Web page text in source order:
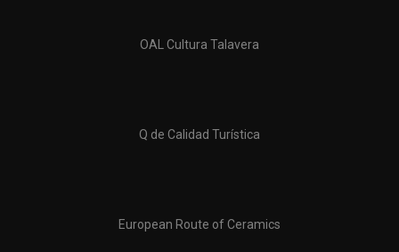
OAL Cultura Talavera
Q de Calidad Turística
European Route of Ceramics